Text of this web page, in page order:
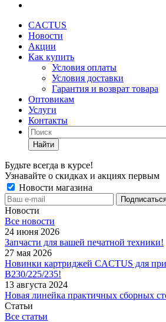
CACTUS
Новости
Акции
Как купить
Условия оплаты
Условия доставки
Гарантия и возврат товара
Оптовикам
Услуги
Контакты
Найти
Будьте всегда в курсе!
Узнавайте о скидках и акциях первым
Новости магазина
Новости
Все новости
24 июня 2026
Запчасти для вашей печатной техники!
27 мая 2026
Новинки картриджей CACTUS для
B230/225/235!
13 августа 2024
Новая линейка практичных сборных
Статьи
Все статьи